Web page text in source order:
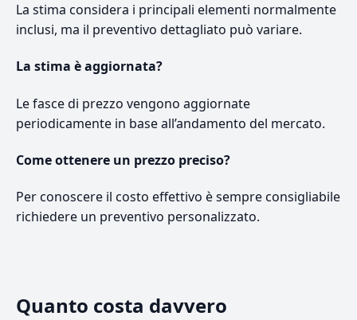
La stima considera i principali elementi normalmente
inclusi, ma il preventivo dettagliato può variare.
La stima è aggiornata?
Le fasce di prezzo vengono aggiornate
periodicamente in base all’andamento del mercato.
Come ottenere un prezzo preciso?
Per conoscere il costo effettivo è sempre consigliabile
richiedere un preventivo personalizzato.
Quanto costa davvero